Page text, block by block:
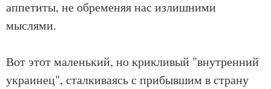
аппетиты, не обременяя нас излишними
мыслями.
Вот этот маленький, но крикливый "внутренний
украинец", сталкиваясь с прибывшим в страну